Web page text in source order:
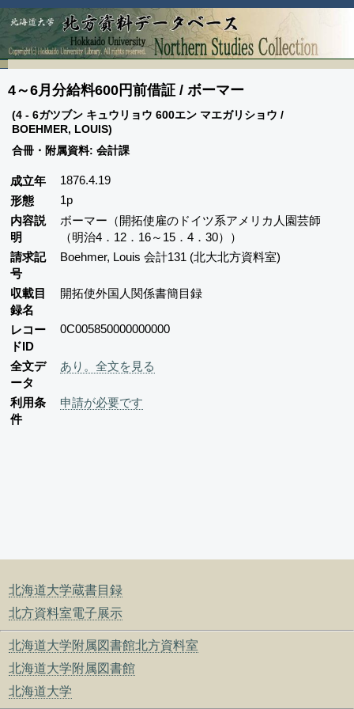
北海道大学蔵書目録
北方資料室電子展示
北海道大学附属図書館北方資料室
北海道大学附属図書館
北海道大学
4～6月分給料600円前借証 / ボーマー
(4 - 6ガツブン キュウリョウ 600エン マエガリショウ /
BOEHMER, LOUIS)
合冊・附属資料: 会計課
成立年
1876.4.19
形態
1p
内容説
明
ボーマー（開拓使雇のドイツ系アメリカ人園芸師
（明治4．12．16～15．4．30））
請求記
号
Boehmer, Louis 会計131 (北大北方資料室)
収載目
録名
開拓使外国人関係書簡目録
レコー
ドID
0C005850000000000
全文デ
ータ
あり。全文を見る
利用条
件
申請が必要です